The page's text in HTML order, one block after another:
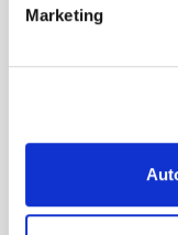
Marketing